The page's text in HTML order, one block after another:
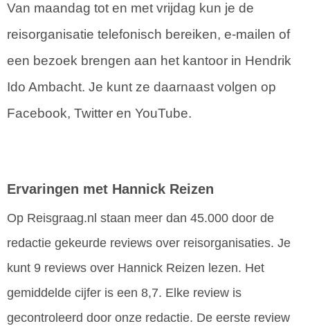
Van maandag tot en met vrijdag kun je de
reisorganisatie telefonisch bereiken, e-mailen of
een bezoek brengen aan het kantoor in Hendrik
Ido Ambacht. Je kunt ze daarnaast volgen op
Facebook, Twitter en YouTube.
Ervaringen met Hannick Reizen
Op Reisgraag.nl staan meer dan 45.000 door de
redactie gekeurde reviews over reisorganisaties. Je
kunt 9 reviews over Hannick Reizen lezen. Het
gemiddelde cijfer is een 8,7. Elke review is
gecontroleerd door onze redactie. De eerste review